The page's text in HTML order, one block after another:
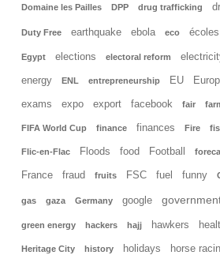
Domaine les Pailles DPP drug trafficking
Duty Free earthquake ebola eco écoles
Egypt elections electoral reform
energy ENL entrepreneurship EU
exams expo export facebook fair
FIFA World Cup finance finances Fire
Flic-en-Flac Floods food Football
France fraud fruits FSC fuel funny
gas gaza Germany google
green energy hackers hajj hawkers
Heritage City history holidays horse